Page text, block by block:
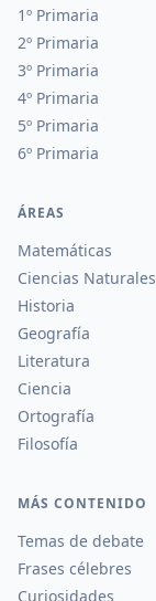
1º Primaria
2º Primaria
3º Primaria
4º Primaria
5º Primaria
6º Primaria
ÁREAS
Matemáticas
Ciencias Naturales
Historia
Geografía
Literatura
Ciencia
Ortografía
Filosofía
MÁS CONTENIDO
Temas de debate
Frases célebres
Curiosidades